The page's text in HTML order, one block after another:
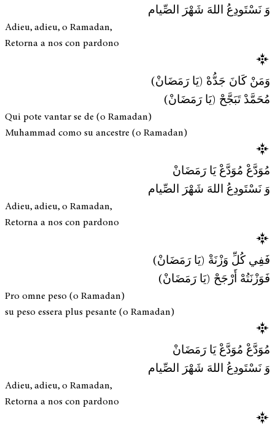
وَ نَسْتَودِعُ اللهَ شَهْرَ الصِّيام
Adieu, adieu, o Ramadan,
Retorna a nos con pardono
وَمَنْ كَانَ جَدُّهْ (يَا رَمَضَانْ)
مُحَمَّدْ تَبَجَّحْ (يَا رَمَضَانْ)
Qui pote vantar se de (o Ramadan)
Muhammad como su ancestre (o Ramadan)
مُوَدَّعْ مُوَدَّعْ يَا رَمَضَانْ
وَ نَسْتَودِعُ اللهَ شَهْرَ الصِّيام
Adieu, adieu, o Ramadan,
Retorna a nos con pardono
فَفِي كُلِّ وَزْنَةْ (يَا رَمَضَانْ)
فَوَزْنَتُهْ أَرْجَحْ (يَا رَمَضَانْ)
Pro omne peso (o Ramadan)
su peso essera plus pesante (o Ramadan)
مُوَدَّعْ مُوَدَّعْ يَا رَمَضَانْ
وَ نَسْتَودِعُ اللهَ شَهْرَ الصِّيام
Adieu, adieu, o Ramadan,
Retorna a nos con pardono